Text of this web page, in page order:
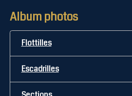
Album photos
Flottilles
Escadrilles